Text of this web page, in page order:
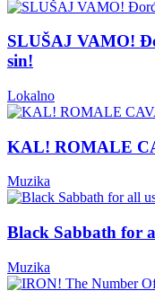
SLUŠAJ VAMO!
sin!
Lokalno
KAL! ROMALE
Muzika
Black Sabbath for
Muzika